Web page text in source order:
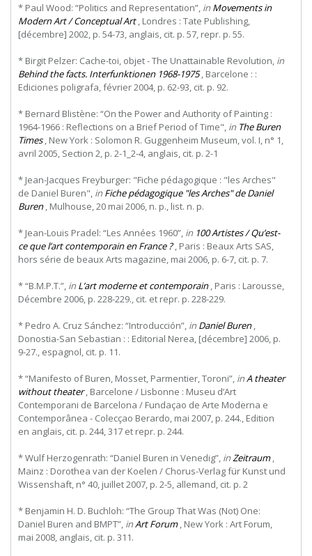
* Paul Wood: “Politics and Representation”, in Movements in
Modern Art / Conceptual Art, Londres : Tate Publishing,
[décembre] 2002, p. 54-73, anglais, cit. p. 57, repr. p. 55.
* Birgit Pelzer: Cache-toi, objet - The Unattainable Revolution, in
Behind the facts. Interfunktionen 1968-1975, Barcelone : :
Ediciones poligrafa, février 2004, p. 62-93, cit. p. 92.
* Bernard Blistène: “On the Power and Authority of Painting :
1964-1966 : Reflections on a Brief Period of Time", in The Buren
Times, New York : Solomon R. Guggenheim Museum, vol. I, n° 1,
avril 2005, Section 2, p. 2-1_2-4, anglais, cit. p. 2-1
* Jean-Jacques Freyburger: "Fiche pédagogique : "les Arches"
de Daniel Buren", in Fiche pédagogique "les Arches" de Daniel
Buren, Mulhouse, 20 mai 2006, n. p., list. n. p.
* Jean-Louis Pradel: “Les Années 1960”, in 100 Artistes / Qu’est-
ce que l’art contemporain en France ?, Paris : Beaux Arts SAS,
hors série de beaux Arts magazine, mai 2006, p. 6-7, cit. p. 7.
* “B.M.P.T.”, in L’art moderne et contemporain, Paris : Larousse,
Décembre 2006, p. 228-229., cit. et repr. p. 228-229.
* Pedro A. Cruz Sánchez: “Introducción”, in Daniel Buren,
Donostia-San Sebastian : : Editorial Nerea, [décembre] 2006, p.
9-27., espagnol, cit. p. 11.
* “Manifesto of Buren, Mosset, Parmentier, Toroni”, inA theater
without theater, Barcelone / Lisbonne : Museu d’Art
Contemporani de Barcelona / Fundaçao de Arte Moderna e
Contemporânea - Colecçao Berardo, mai 2007, p. 244., Edition
en anglais, cit. p. 244, 317 et repr. p. 244.
* Wulf Herzogenrath: “Daniel Buren in Venedig”, inZeitraum,
Mainz : Dorothea van der Koelen / Chorus-Verlag für Kunst und
Wissenshaft, n° 40, juillet 2007, p. 2-5, allemand, cit. p. 2
* Benjamin H. D. Buchloh: “The Group That Was (Not) One:
Daniel Buren and BMPT”, inArt Forum, New York : Art Forum,
mai 2008, anglais, cit. p. 311.